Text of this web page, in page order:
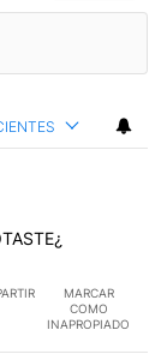
MARCAR
COMO
INAPROPIADO